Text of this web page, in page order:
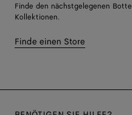
Finde den nächstgelegenen
Kollektionen.
Finde einen Store